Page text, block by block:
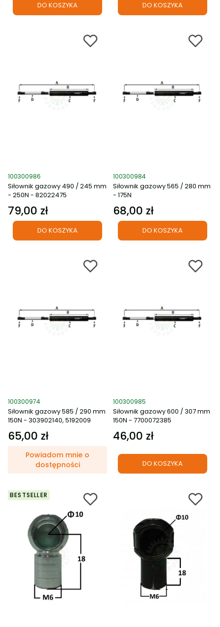
DO KOSZYKA DO KOSZYKA
Kod produktu
100300986
Siłownik gazowy 490 / 245 mm
- 250N - 82022475
Cena
79,00 zł
DO KOSZYKA
Kod produktu
100300984
Siłownik gazowy 565 / 280 mm
- 175N
Cena
68,00 zł
DO KOSZYKA
Kod produktu
100300974
Siłownik gazowy 585 / 290 mm
150N - 303902140, 5192009
Cena
65,00 zł
Powiadom mnie o
dostępności
Kod produktu
100300985
Siłownik gazowy 600 / 307 mm
150N - 7700072385
Cena
46,00 zł
DO KOSZYKA
BESTSELLER